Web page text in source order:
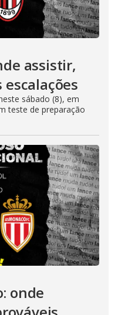
assistir,
sábado (8), em
teste de preparação
onde